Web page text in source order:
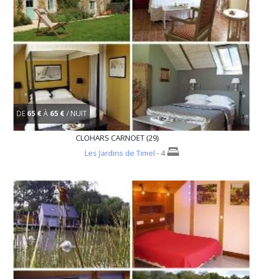
DE65 €À 65 € / NUIT
CLOHARS CARNOET (29)
Les Jardins de Timel - 4